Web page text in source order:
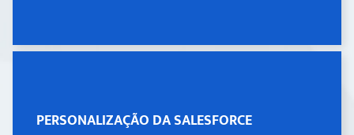
PERSONALIZAÇÃO DA SALESFORCE
PERSONALIZAÇÃO DA SALESFORCE